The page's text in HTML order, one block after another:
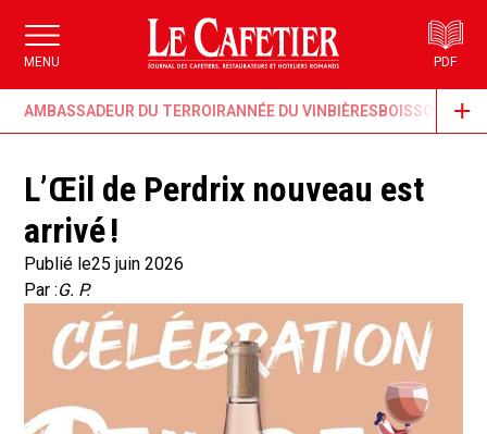
MENU PDF
AMBASSADEUR DU TERROIRANNÉE DU VINBIÈRESBOISSONS &
L’Œil de Perdrix nouveau est
arrivé !
Publié le25 juin 2026
Par :G. P.